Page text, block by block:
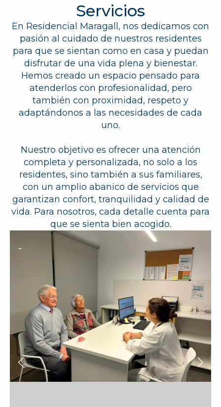
Servicios
En Residencial Maragall, nos dedicamos con
pasión al cuidado de nuestros residentes
para que se sientan como en casa y puedan
disfrutar de una vida plena y bienestar.
Hemos creado un espacio pensado para
atenderlos con profesionalidad, pero
también con proximidad, respeto y
adaptándonos a las necesidades de cada
uno.
Nuestro objetivo es ofrecer una atención
completa y personalizada, no solo a los
residentes, sino también a sus familiares,
con un amplio abanico de servicios que
garantizan confort, tranquilidad y calidad de
vida. Para nosotros, cada detalle cuenta para
que se sienta bien acogido.